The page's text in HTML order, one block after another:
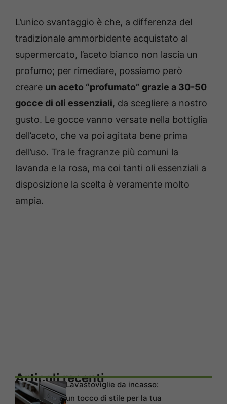
L’unico svantaggio è che, a differenza del
tradizionale ammorbidente acquistato al
supermercato, l’aceto bianco non lascia un
profumo; per rimediare, possiamo però
creare un aceto “profumato” grazie a 30-50
gocce di oli essenziali, da scegliere a nostro
gusto. Le gocce vanno versate nella bottiglia
dell’aceto, che va poi agitata bene prima
dell’uso. Tra le fragranze più comuni la
lavanda e la rosa, ma coi tanti oli essenziali a
disposizione la scelta è veramente molto
ampia.
Articoli recentiLavastoviglie da incasso:
un tocco di stile per la tua